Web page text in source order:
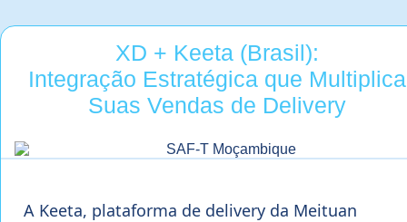
XD + Keeta (Brasil):
Integração Estratégica que Multiplica
Suas Vendas de Delivery
A Keeta, plataforma de delivery da Meituan